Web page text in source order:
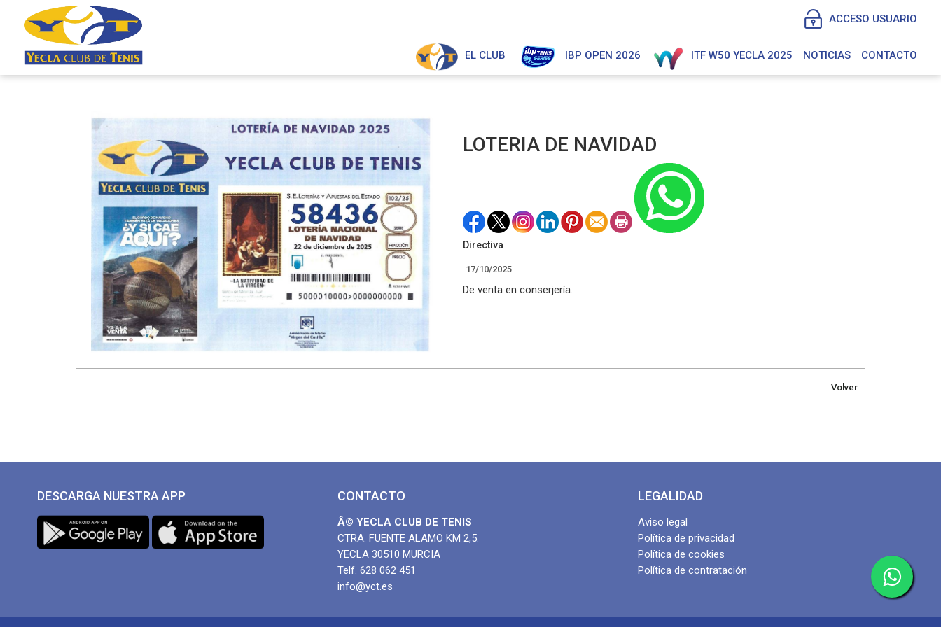
ACCESO USUARIO
EL CLUB IBP OPEN 2026 ITF W50 YECLA 2025 NOTICIAS CONTACTO
LOTERIA DE NAVIDAD
Directiva
17/10/2025
De venta en conserjería.
Volver
DESCARGA NUESTRA APP CONTACTO
Â© YECLA CLUB DE TENIS
CTRA. FUENTE ALAMO KM 2,5.
YECLA 30510 MURCIA
Telf. 628 062 451
info@yct.es
LEGALIDAD
Aviso legal
Política de privacidad
Política de cookies
Política de contratación